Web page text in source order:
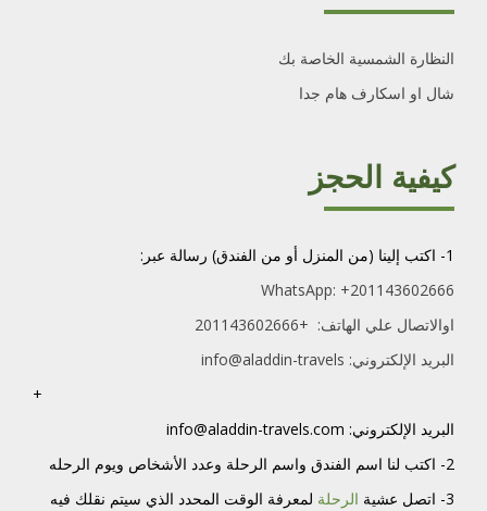
النظارة الشمسية الخاصة بك
شال او اسكارف هام جدا
كيفية الحجز
1- اكتب إلينا (من المنزل أو من الفندق) رسالة عبر:
WhatsApp: +201143602666
اوالاتصال علي الهاتف: +201143602666
البريد الإلكتروني: info@aladdin-travels
+
البريد الإلكتروني: info@aladdin-travels.com
2- اكتب لنا
اسم الفندق واسم الرحلة وعدد الأشخاص ويوم الرحله
3- اتصل عشية
الرحلة لمعرفة الوقت المحدد الذي سيتم نقلك فيه